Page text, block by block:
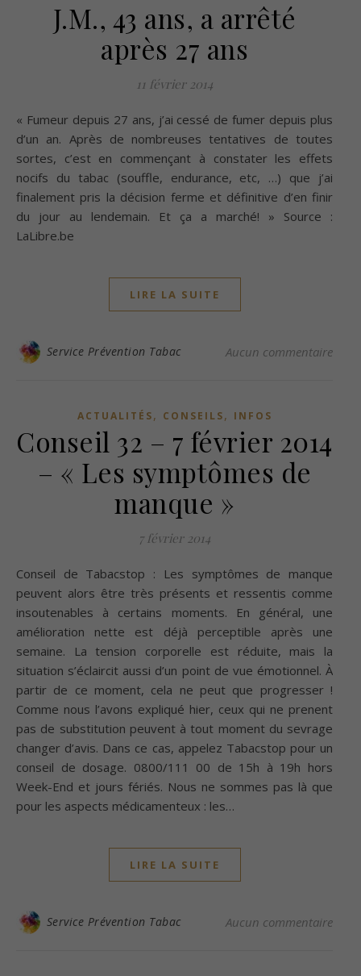
J.M., 43 ans, a arrêté
après 27 ans
11 février 2014
« Fumeur depuis 27 ans, j’ai cessé de fumer depuis plus
d’un an. Après de nombreuses tentatives de toutes
sortes, c’est en commençant à constater les effets
nocifs du tabac (souffle, endurance, etc, …) que j’ai
finalement pris la décision ferme et définitive d’en finir
du jour au lendemain. Et ça a marché! » Source :
LaLibre.be
LIRE LA SUITE
Service Prévention Tabac Aucun commentaire
ACTUALITÉS, CONSEILS, INFOS
Conseil 32 – 7 février 2014
– « Les symptômes de
manque »
7 février 2014
Conseil de Tabacstop : Les symptômes de manque
peuvent alors être très présents et ressentis comme
insoutenables à certains moments. En général, une
amélioration nette est déjà perceptible après une
semaine. La tension corporelle est réduite, mais la
situation s’éclaircit aussi d’un point de vue émotionnel. À
partir de ce moment, cela ne peut que progresser !
Comme nous l’avons expliqué hier, ceux qui ne prenent
pas de substitution peuvent à tout moment du sevrage
changer d’avis. Dans ce cas, appelez Tabacstop pour un
conseil de dosage. 0800/111 00 de 15h à 19h hors
Week-End et jours fériés. Nous ne sommes pas là que
pour les aspects médicamenteux : les…
LIRE LA SUITE
Service Prévention Tabac Aucun commentaire